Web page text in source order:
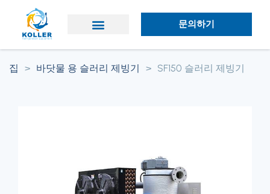
문의하기
집 > 바닷물 용 슬러리 제빙기 > SF150 슬러리 제빙기